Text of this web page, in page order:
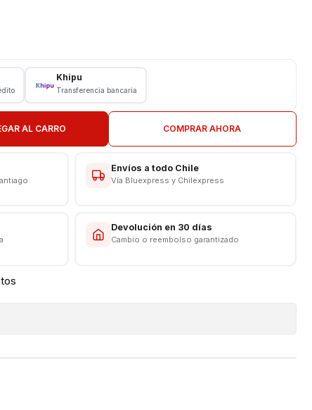
TIENDA
Khipu
Transferencia bancaria
AL CARRO COMPRAR AHORA
Envíos a todo Chile
Vía Bluexpress y Chilexpress
Devolución en 30 días
Cambio o reembolso garantizado